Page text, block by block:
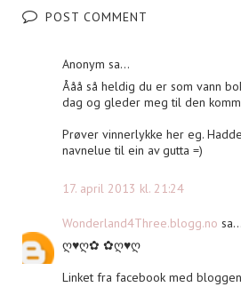
POST COMMENT
Anonym sa...
Ååå så heldig du er som vann
dag og gleder meg til den
Prøver vinnerlykke her eg.
navnelue til ein av gutta =)
17. april 2013 kl. 21:24
Wonderland4Three.blogg.no sa...
ღ♥ღ✿ ✿ღ♥ღ
Linket fra facebook med